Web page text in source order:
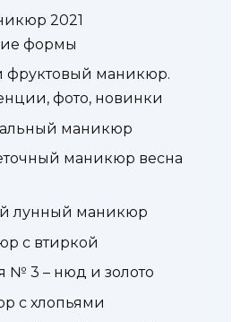
2021
формы
фруктовый маникюр.
фото, новинки
маникюр
маникюр весна
лунный маникюр
с втиркой
№ 3 – нюд и золото
с хлопьями